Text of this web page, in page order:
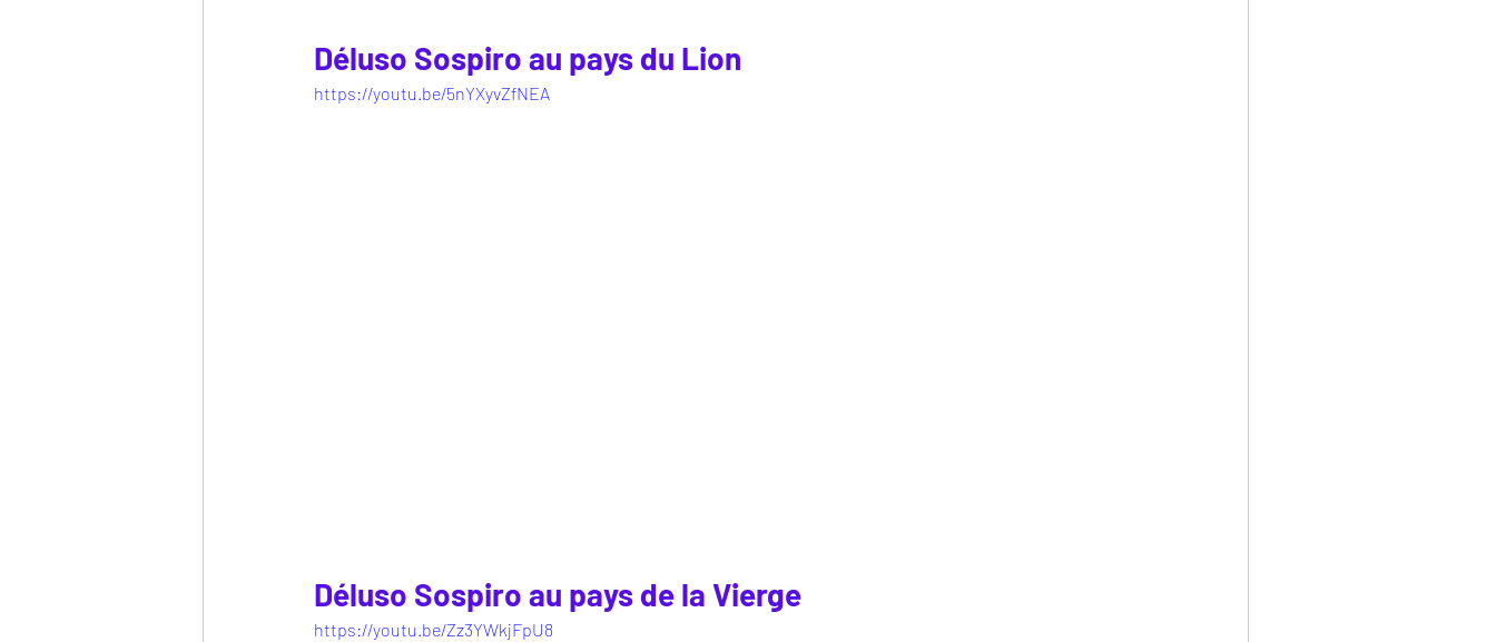
Déluso Sospiro au pays du Lion
https://youtu.be/5nYXyvZfNEA
Déluso Sospiro au pays de la Vierge
https://youtu.be/Zz3YWkjFpU8